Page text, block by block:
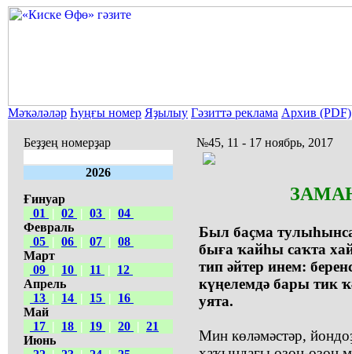
Мәҡәләләр Һуңғы номер Яҙылыу Гәзиттә реклама Архив (PDF)
Беҙҙең номерҙар
2026
Ғинуар
01
| 02 | 03 | 04
Февраль
05 | 06 | 07 | 08
Март
09 | 10 | 11 |
12
Апрель
13 | 14 | 15 |
16
Май
17 | 18 | 19 | 20 | 21
Июнь
№45, 11 - 17 ноябрь, 2017
Был баҫма
быға ҡайһы саҡта
тип әйтер инем:
күңелемдә бары тик
уята.
Мин көләмәстәр,